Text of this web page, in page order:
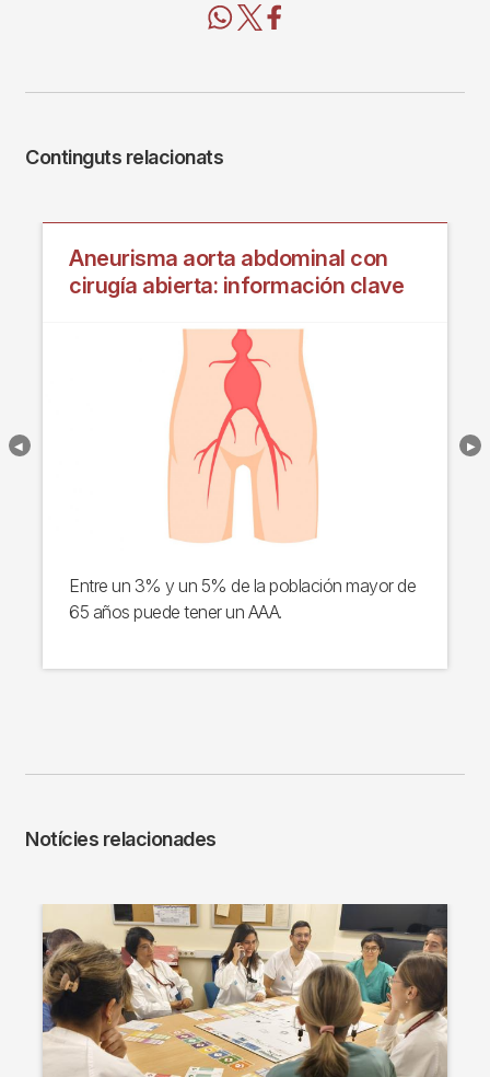
Continguts relacionats
Aneurisma aorta abdominal con
cirugía abierta: información clave
Entre un 3% y un 5% de la población mayor de
65 años puede tener un AAA.
Notícies relacionades